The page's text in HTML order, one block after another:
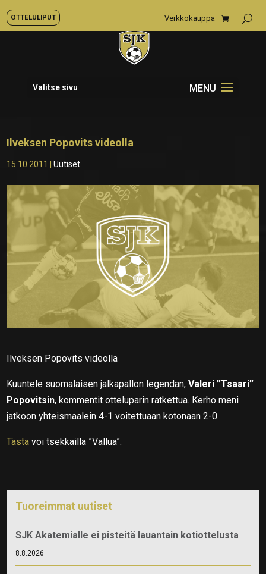
OTTELULIPUT Verkkokauppa
Valitse sivu
Ilveksen Popovits videolla
15.10.2011 |Uutiset
Ilveksen Popovits videolla
Kuuntele suomalaisen jalkapallon legendan, Valeri ”Tsaari”
Popovitsin, kommentit otteluparin ratkettua. Kerho meni
jatkoon yhteismaalein 4-1 voitettuaan kotonaan 2-0.
Tästä voi tsekkailla ”Vallua”.
Tuoreimmat uutiset
SJK Akatemialle ei pisteitä lauantain kotiottelusta
8.8.2026